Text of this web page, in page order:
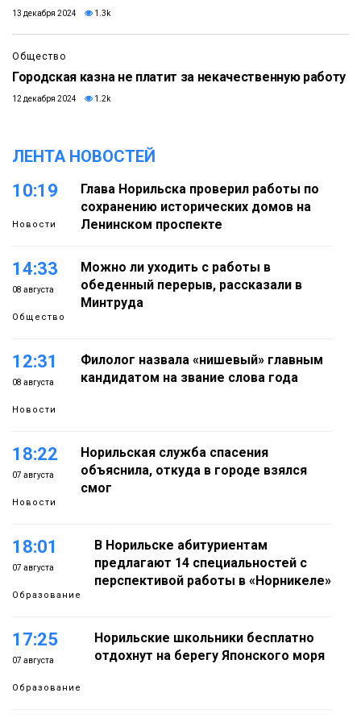
13 декабря 2024 1.3k
Общество
Городская казна не платит за некачественную работу
12 декабря 2024 1.2k
ЛЕНТА НОВОСТЕЙ
10:19
Новости
Глава Норильска проверил работы по
сохранению исторических домов на
Ленинском проспекте
14:33
08 августа
Общество
Можно ли уходить с работы в
обеденный перерыв, рассказали в
Минтруда
12:31
08 августа
Новости
Филолог назвала «нишевый» главным
кандидатом на звание слова года
18:22
07 августа
Новости
Норильская служба спасения
объяснила, откуда в городе взялся
смог
18:01
07 августа
Образование
В Норильске абитуриентам
предлагают 14 специальностей с
перспективой работы в «Норникеле»
17:25
07 августа
Образование
Норильские школьники бесплатно
отдохнут на берегу Японского моря